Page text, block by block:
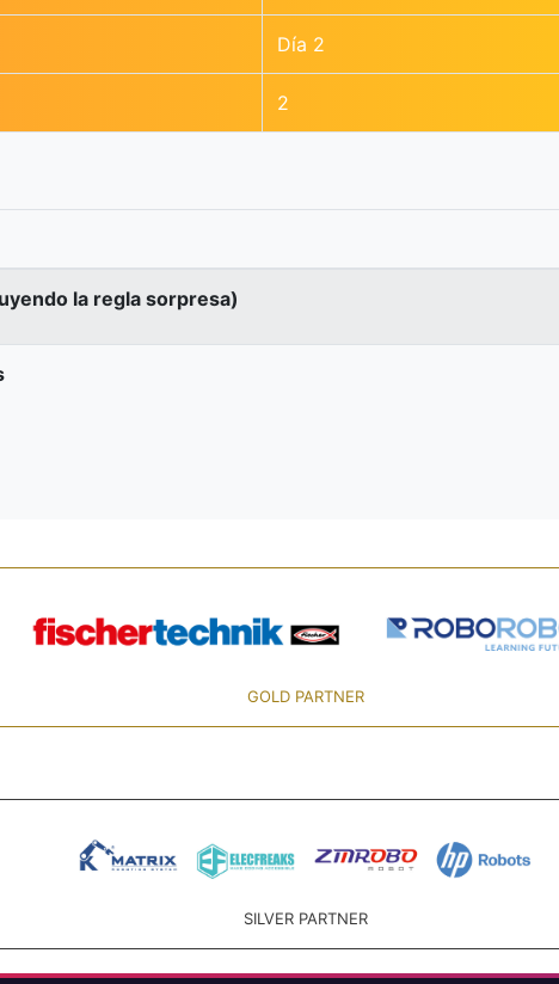
Día 2
2
la regla sorpresa)
GOLD PARTNER
SILVER PARTNER